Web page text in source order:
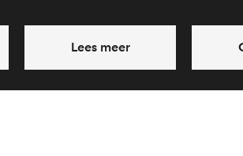
en telefoon